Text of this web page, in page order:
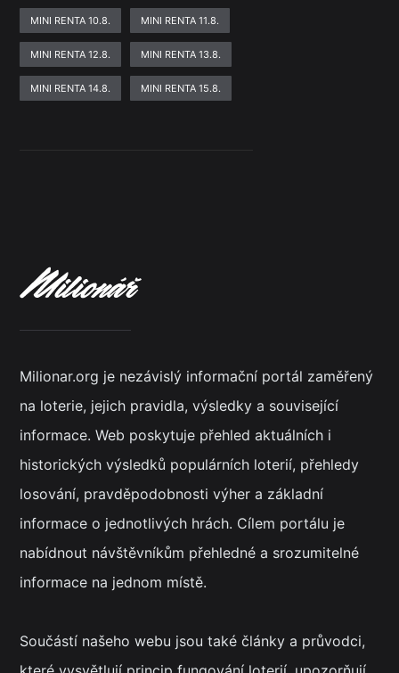
MINI RENTA 10.8. MINI RENTA 11.8.
MINI RENTA 12.8. MINI RENTA 13.8.
MINI RENTA 14.8. MINI RENTA 15.8.
Milionar.org je nezávislý informační portál zaměřený
na loterie, jejich pravidla, výsledky a související
informace. Web poskytuje přehled aktuálních i
historických výsledků populárních loterií, přehledy
losování, pravděpodobnosti výher a základní
informace o jednotlivých hrách. Cílem portálu je
nabídnout návštěvníkům přehledné a srozumitelné
informace na jednom místě.
Součástí našeho webu jsou také články a průvodci,